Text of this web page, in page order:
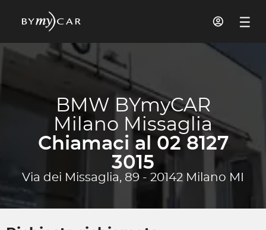
BMW BYmyCAR
Milano Missaglia
Chiamaci al 02 8127
3015
Via dei Missaglia, 89 - 20142 Milano MI